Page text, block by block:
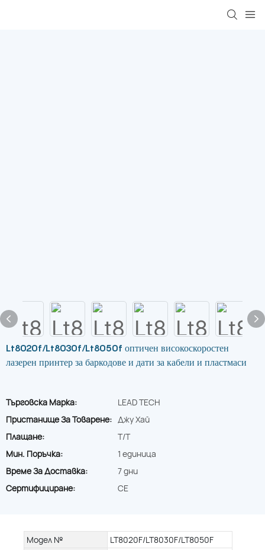
Lt8020f/Lt8030f/Lt8050f оптичен високоскоростен
лазерен принтер за баркодове и дати за кабели и пластмаси
Търговска Марка:
LEAD TECH
Пристанище За Товарене: Джу Хай
Плащане:
T/T
Мин. Поръчка:
1 единица
Време За Доставка:
7 дни
Сертифициране:
CE
Модел №
LT8020F/LT8030F/LT8050F